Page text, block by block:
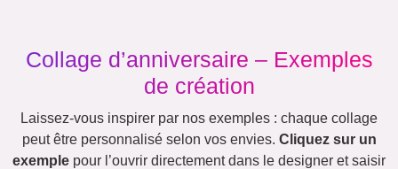
Collage d’anniversaire – Exemples
de création
Laissez-vous inspirer par nos exemples : chaque collage
peut être personnalisé selon vos envies. Cliquez sur un
exemple pour l’ouvrir directement dans le designer et saisir